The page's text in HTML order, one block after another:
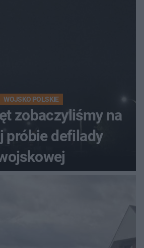
WOJSKO POLSKIE
zobaczyliśmy na
próbie defilady